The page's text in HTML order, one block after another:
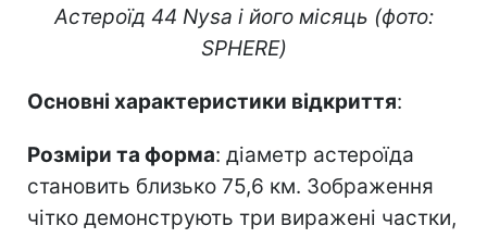
Астероїд 44 Nysa і його місяць (фото:
SPHERE)
Основні характеристики відкриття:
Розміри та форма: діаметр астероїда
становить близько 75,6 км. Зображення
чітко демонструють три виражені частки,